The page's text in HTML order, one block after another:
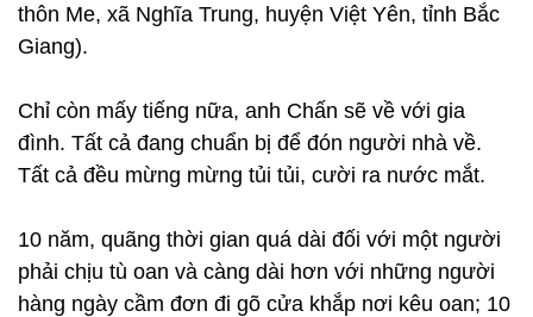
thôn Me, xã Nghĩa Trung, huyện Việt Yên, tỉnh Bắc
Giang).
Chỉ còn mấy tiếng nữa, anh Chấn sẽ về với gia
đình. Tất cả đang chuẩn bị để đón người nhà về.
Tất cả đều mừng mừng tủi tủi, cười ra nước mắt.
10 năm, quãng thời gian quá dài đối với một người
phải chịu tù oan và càng dài hơn với những người
hàng ngày cầm đơn đi gõ cửa khắp nơi kêu oan; 10